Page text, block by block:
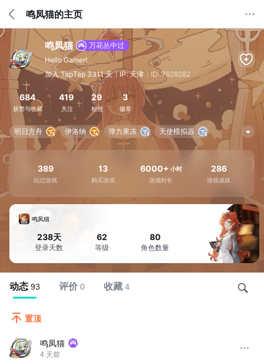
鸣凤猫的主页
鸣凤猫
万花丛中过
Hello Gamer!
加入 TapTap 3311 天
IP: 天津 ID: 7628282
684
获赞与收藏
419
关注
29
粉丝
3
徽章
明日方舟 伊洛纳 弹力果冻
天使模拟器
重返未来：1999
最强蜗牛
我的勇者
三角洲行动
萤火突击
389
玩过游戏
13
购买游戏
6000+ 小时
游戏时长
286
游戏成就
鸣凤猫
238天
登录天数
62
等级
80
角色数量
动态 93 评价 0 收藏 4
置顶
鸣凤猫
4 天前